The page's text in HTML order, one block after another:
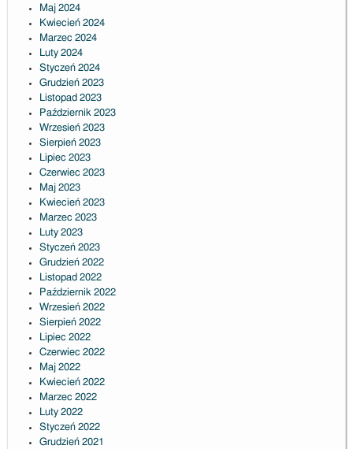
Maj 2024
Kwiecień 2024
Marzec 2024
Luty 2024
Styczeń 2024
Grudzień 2023
Listopad 2023
Październik 2023
Wrzesień 2023
Sierpień 2023
Lipiec 2023
Czerwiec 2023
Maj 2023
Kwiecień 2023
Marzec 2023
Luty 2023
Styczeń 2023
Grudzień 2022
Listopad 2022
Październik 2022
Wrzesień 2022
Sierpień 2022
Lipiec 2022
Czerwiec 2022
Maj 2022
Kwiecień 2022
Marzec 2022
Luty 2022
Styczeń 2022
Grudzień 2021